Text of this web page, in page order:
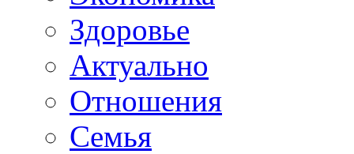
Здоровье
Актуально
Отношения
Семья